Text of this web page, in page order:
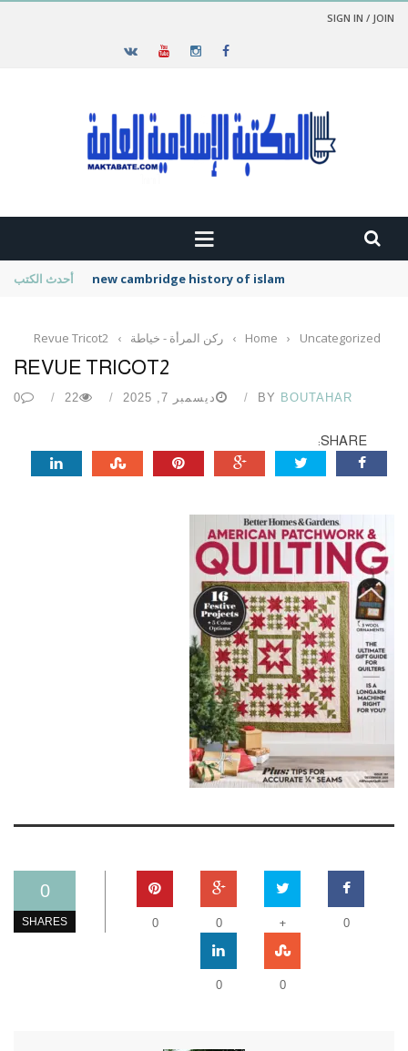
SIGN IN / JOIN
أحدث الكتب new cambridge history of islam
Home › Uncategorized
› ركن المرأة - خياطة ›
Revue Tricot2
REVUE TRICOT2
BY BOUTAHAR ديسمبر 7, 2025 22
0
SHARE:
0
SHARES 0
+
0
0
0
0